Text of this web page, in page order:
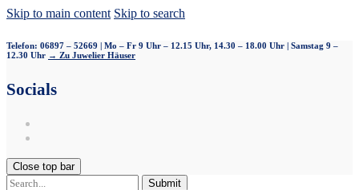
Skip to main content Skip to search
Telefon: 06897 – 52669 | Mo – Fr 9 Uhr – 12.15 Uhr, 14.30 – 18.00 Uhr | Samstag 9 –
12.30 Uhr → Zu Juwelier Häuser
Socials
Close top bar
Submit